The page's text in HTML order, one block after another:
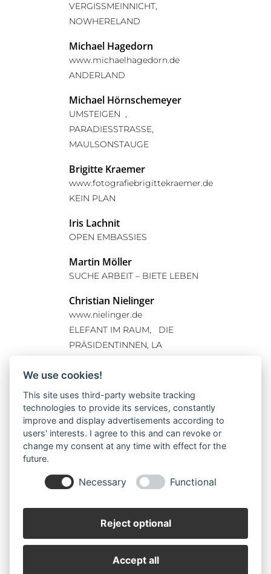
VERGISSMEINNICHT,
NOWHERELAND
Michael Hagedorn
www.michaelhagedorn.de
ANDERLAND
Michael Hörnschemeyer
UMSTEIGEN ,
PARADIESSTRASSE,
MAULSONSTAUGE
Brigitte Kraemer
www.fotografiebrigittekraemer.de
KEIN PLAN
Iris Lachnit
OPEN EMBASSIES
Martin Möller
SUCHE ARBEIT – BIETE LEBEN
Christian Nielinger
www.nielinger.de
ELEFANT IM RAUM, DIE
PRÄSIDENTINNEN, LA
KÖNIG UBU, VOM TEUFEL MIT
DEN DREI GOLDENEN
HAAREN, ICH MUSS GUCKEN,
OB ICH DA BIN, BILANZ
We use cookies!
This site uses third-party website tracking
technologies to provide its services, constantly
improve and display advertisements according to
users' interests. I agree to this and can revoke or
change my consent at any time with effect for the
future.
Necessary Functional
Reject optional
Accept all